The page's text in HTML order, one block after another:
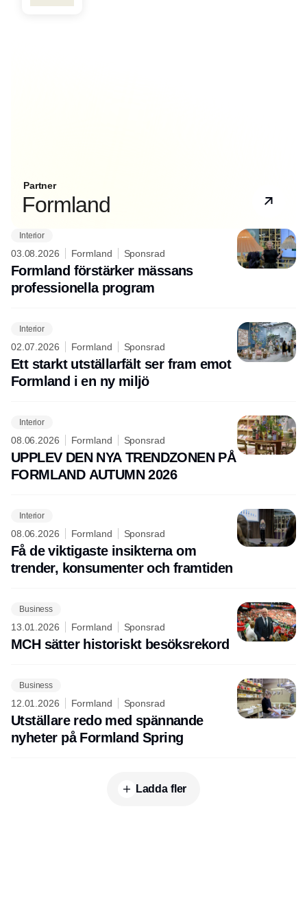
Partner
Formland
Interior
03.08.2026 Formland Sponsrad
Formland förstärker mässans
professionella program
Interior
02.07.2026 Formland Sponsrad
Ett starkt utställarfält ser fram emot
Formland i en ny miljö
Interior
08.06.2026 Formland Sponsrad
UPPLEV DEN NYA TRENDZONEN PÅ
FORMLAND AUTUMN 2026
Interior
08.06.2026 Formland Sponsrad
Få de viktigaste insikterna om
trender, konsumenter och framtiden
Business
13.01.2026 Formland Sponsrad
MCH sätter historiskt besöksrekord
Business
12.01.2026 Formland Sponsrad
Utställare redo med spännande
nyheter på Formland Spring
Ladda fler